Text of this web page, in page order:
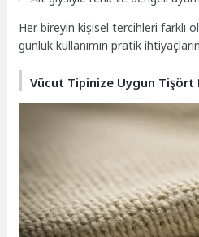
Her bireyin kişisel tercihleri farklı
günlük kullanımın pratik
Vücut Tipinize Uygun Tişört